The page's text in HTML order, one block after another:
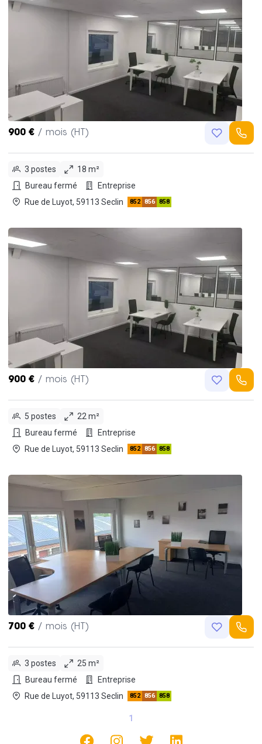
900 € / mois (HT)
3 postes
18 m²
Bureau fermé
Entreprise
Rue de Luyot, 59113 Seclin
852 856 858
900 € / mois (HT)
5 postes
22 m²
Bureau fermé
Entreprise
Rue de Luyot, 59113 Seclin
852 856 858
700 € / mois (HT)
3 postes
25 m²
Bureau fermé
Entreprise
Rue de Luyot, 59113 Seclin
852 856 858
1